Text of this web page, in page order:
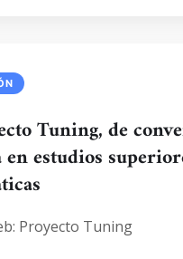
Tuning, de
en estudios
Proyecto Tuning